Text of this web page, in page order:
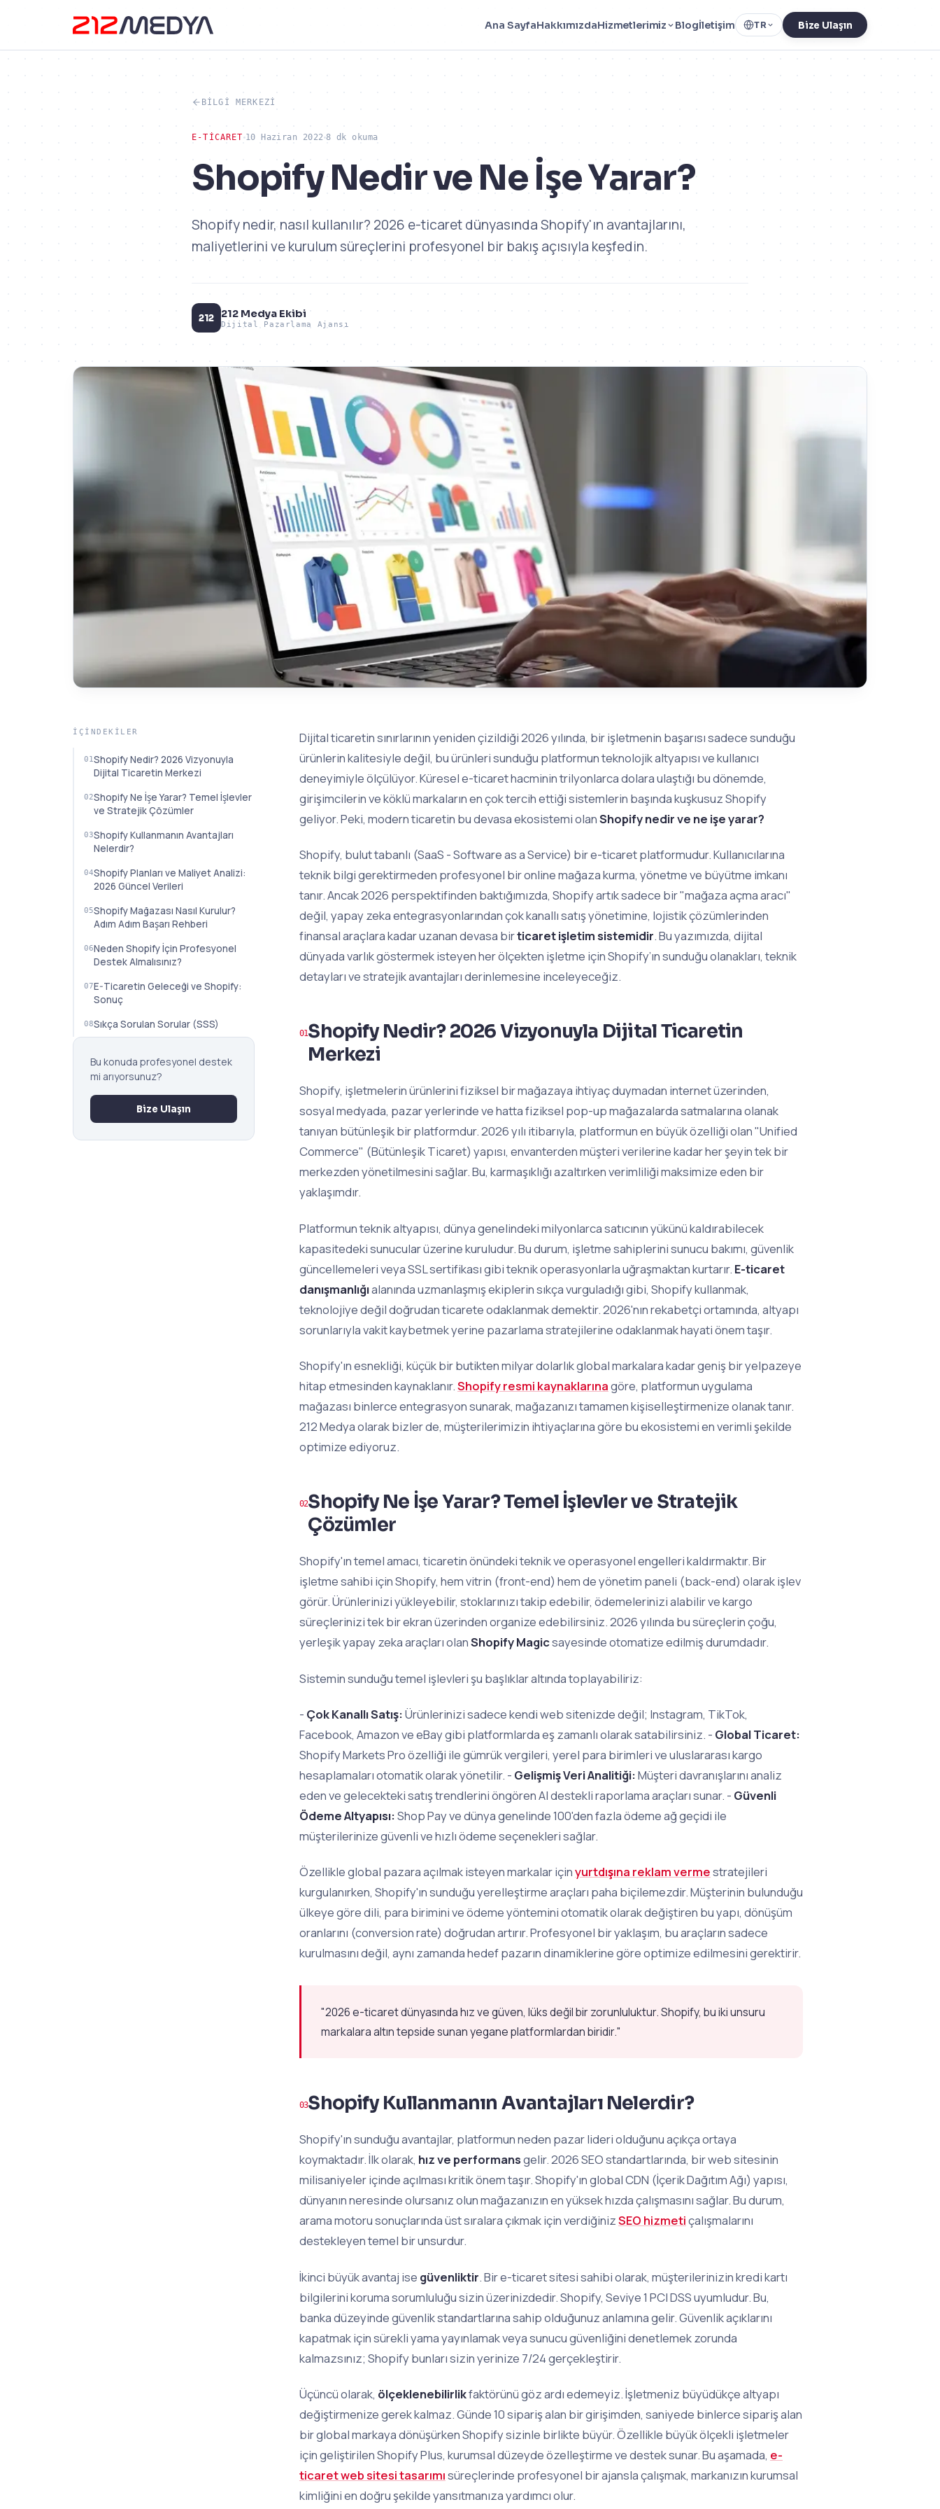
Ana SayfaHakkımızdaHizmetlerimiz Blogİletişim TR Bize Ulaşın
BILGI MERKEZI
E-TICARET 10 Haziran 2022 8 dk okuma
Shopify Nedir ve Ne İşe Yarar?
Shopify nedir, nasıl kullanılır? 2026 e-ticaret dünyasında Shopify'ın avantajlarını,
maliyetlerini ve kurulum süreçlerini profesyonel bir bakış açısıyla keşfedin.
212 212 Medya Ekibi
Dijital Pazarlama Ajansı
İÇINDEKILER
Shopify Nedir? 2026 Vizyonuyla
Dijital Ticaretin Merkezi
Shopify Ne İşe Yarar? Temel İşlevler
ve Stratejik Çözümler
Shopify Kullanmanın Avantajları
Nelerdir?
Shopify Planları ve Maliyet Analizi:
2026 Güncel Verileri
Shopify Mağazası Nasıl Kurulur?
Adım Adım Başarı Rehberi
Neden Shopify İçin Profesyonel
Destek Almalısınız?
E-Ticaretin Geleceği ve Shopify:
Sonuç
Sıkça Sorulan Sorular (SSS)
Bu konuda profesyonel destek
mi arıyorsunuz?
Bize Ulaşın
Dijital ticaretin sınırlarının yeniden çizildiği 2026 yılında, bir işletmenin başarısı sadece sunduğu
ürünlerin kalitesiyle değil, bu ürünleri sunduğu platformun teknolojik altyapısı ve kullanıcı
deneyimiyle ölçülüyor. Küresel e-ticaret hacminin trilyonlarca dolara ulaştığı bu dönemde,
girişimcilerin ve köklü markaların en çok tercih ettiği sistemlerin başında kuşkusuz Shopify
geliyor. Peki, modern ticaretin bu devasa ekosistemi olanShopify nedir ve ne işe yarar?
Shopify, bulut tabanlı (SaaS - Software as a Service) bir e-ticaret platformudur. Kullanıcılarına
teknik bilgi gerektirmeden profesyonel bir online mağaza kurma, yönetme ve büyütme imkanı
tanır. Ancak 2026 perspektifinden baktığımızda, Shopify artık sadece bir "mağaza açma aracı"
değil, yapay zeka entegrasyonlarından çok kanallı satış yönetimine, lojistik çözümlerinden
finansal araçlara kadar uzanan devasa birticaret işletim sistemidir. Bu yazımızda, dijital
dünyada varlık göstermek isteyen her ölçekten işletme için Shopify’ın sunduğu olanakları, teknik
detayları ve stratejik avantajları derinlemesine inceleyeceğiz.
Shopify Nedir? 2026 Vizyonuyla Dijital Ticaretin
Merkezi
Shopify, işletmelerin ürünlerini fiziksel bir mağazaya ihtiyaç duymadan internet üzerinden,
sosyal medyada, pazar yerlerinde ve hatta fiziksel pop-up mağazalarda satmalarına olanak
tanıyan bütünleşik bir platformdur. 2026 yılı itibarıyla, platformun en büyük özelliği olan "Unified
Commerce" (Bütünleşik Ticaret) yapısı, envanterden müşteri verilerine kadar her şeyin tek bir
merkezden yönetilmesini sağlar. Bu, karmaşıklığı azaltırken verimliliği maksimize eden bir
yaklaşımdır.
Platformun teknik altyapısı, dünya genelindeki milyonlarca satıcının yükünü kaldırabilecek
kapasitedeki sunucular üzerine kuruludur. Bu durum, işletme sahiplerini sunucu bakımı, güvenlik
güncellemeleri veya SSL sertifikası gibi teknik operasyonlarla uğraşmaktan kurtarır. E-ticaret
danışmanlığıalanında uzmanlaşmış ekiplerin sıkça vurguladığı gibi, Shopify kullanmak,
teknolojiye değil doğrudan ticarete odaklanmak demektir. 2026'nın rekabetçi ortamında, altyapı
sorunlarıyla vakit kaybetmek yerine pazarlama stratejilerine odaklanmak hayati önem taşır.
Shopify'ın esnekliği, küçük bir butikten milyar dolarlık global markalara kadar geniş bir yelpazeye
hitap etmesinden kaynaklanır.Shopify resmi kaynaklarınagöre, platformun uygulama
mağazası binlerce entegrasyon sunarak, mağazanızı tamamen kişiselleştirmenize olanak tanır.
212 Medya olarak bizler de, müşterilerimizin ihtiyaçlarına göre bu ekosistemi en verimli şekilde
optimize ediyoruz.
Shopify Ne İşe Yarar? Temel İşlevler ve Stratejik
Çözümler
Shopify'ın temel amacı, ticaretin önündeki teknik ve operasyonel engelleri kaldırmaktır. Bir
işletme sahibi için Shopify, hem vitrin (front-end) hem de yönetim paneli (back-end) olarak işlev
görür. Ürünlerinizi yükleyebilir, stoklarınızı takip edebilir, ödemelerinizi alabilir ve kargo
süreçlerinizi tek bir ekran üzerinden organize edebilirsiniz. 2026 yılında bu süreçlerin çoğu,
yerleşik yapay zeka araçları olanShopify Magicsayesinde otomatize edilmiş durumdadır.
Sistemin sunduğu temel işlevleri şu başlıklar altında toplayabiliriz:
- Çok Kanallı Satış:Ürünlerinizi sadece kendi web sitenizde değil; Instagram, TikTok,
Facebook, Amazon ve eBay gibi platformlarda eş zamanlı olarak satabilirsiniz. - Global Ticaret:
Shopify Markets Pro özelliği ile gümrük vergileri, yerel para birimleri ve uluslararası kargo
hesaplamaları otomatik olarak yönetilir. - Gelişmiş Veri Analitiği:Müşteri davranışlarını analiz
eden ve gelecekteki satış trendlerini öngören AI destekli raporlama araçları sunar. - Güvenli
Ödeme Altyapısı:Shop Pay ve dünya genelinde 100'den fazla ödeme ağ geçidi ile
müşterilerinize güvenli ve hızlı ödeme seçenekleri sağlar.
Özellikle global pazara açılmak isteyen markalar içinyurtdışına reklam vermestratejileri
kurgulanırken, Shopify'ın sunduğu yerelleştirme araçları paha biçilemezdir. Müşterinin bulunduğu
ülkeye göre dili, para birimini ve ödeme yöntemini otomatik olarak değiştiren bu yapı, dönüşüm
oranlarını (conversion rate) doğrudan artırır. Profesyonel bir yaklaşım, bu araçların sadece
kurulmasını değil, aynı zamanda hedef pazarın dinamiklerine göre optimize edilmesini gerektirir.
"2026 e-ticaret dünyasında hız ve güven, lüks değil bir zorunluluktur. Shopify, bu iki unsuru
markalara altın tepside sunan yegane platformlardan biridir."
Shopify Kullanmanın Avantajları Nelerdir?
Shopify'ın sunduğu avantajlar, platformun neden pazar lideri olduğunu açıkça ortaya
koymaktadır. İlk olarak, hız ve performansgelir. 2026 SEO standartlarında, bir web sitesinin
milisaniyeler içinde açılması kritik önem taşır. Shopify'ın global CDN (İçerik Dağıtım Ağı) yapısı,
dünyanın neresinde olursanız olun mağazanızın en yüksek hızda çalışmasını sağlar. Bu durum,
arama motoru sonuçlarında üst sıralara çıkmak için verdiğinizSEO hizmetiçalışmalarını
destekleyen temel bir unsurdur.
İkinci büyük avantaj ise güvenliktir. Bir e-ticaret sitesi sahibi olarak, müşterilerinizin kredi kartı
bilgilerini koruma sorumluluğu sizin üzerinizdedir. Shopify, Seviye 1 PCI DSS uyumludur. Bu,
banka düzeyinde güvenlik standartlarına sahip olduğunuz anlamına gelir. Güvenlik açıklarını
kapatmak için sürekli yama yayınlamak veya sunucu güvenliğini denetlemek zorunda
kalmazsınız; Shopify bunları sizin yerinize 7/24 gerçekleştirir.
Üçüncü olarak, ölçeklenebilirlikfaktörünü göz ardı edemeyiz. İşletmeniz büyüdükçe altyapı
değiştirmenize gerek kalmaz. Günde 10 sipariş alan bir girişimden, saniyede binlerce sipariş alan
bir global markaya dönüşürken Shopify sizinle birlikte büyür. Özellikle büyük ölçekli işletmeler
için geliştirilen Shopify Plus, kurumsal düzeyde özelleştirme ve destek sunar. Bu aşamada, e-
ticaret web sitesi tasarımısüreçlerinde profesyonel bir ajansla çalışmak, markanızın kurumsal
kimliğini en doğru şekilde yansıtmanıza yardımcı olur.